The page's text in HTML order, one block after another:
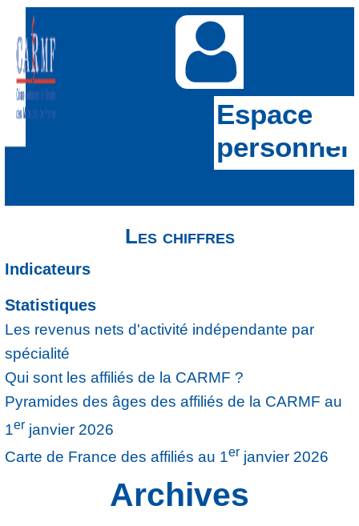
Espace
personnel
Les chiffres
Indicateurs
Statistiques
Les revenus nets d'activité indépendante par
spécialité
Qui sont les affiliés de la CARMF ?
Pyramides des âges des affiliés de la CARMF au
1er janvier 2026
Carte de France des affiliés au 1er janvier 2026
Archives